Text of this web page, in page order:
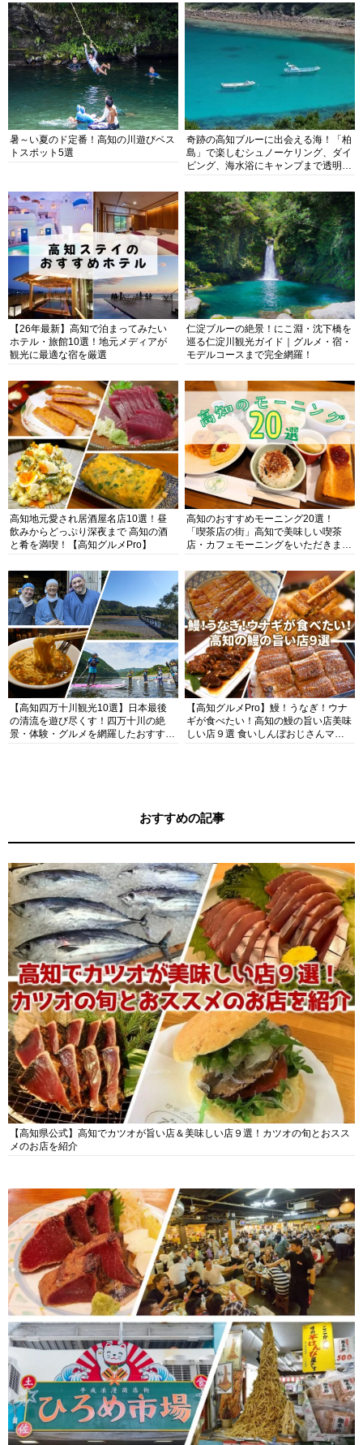
暑～い夏のド定番！高知の川遊びベス
トスポット5選
奇跡の高知ブルーに出会える海！「柏
島」で楽しむシュノーケリング、ダイ
ビング、海水浴にキャンプまで透明度
【26年最新】高知で泊まってみたい
ホテル・旅館10選！地元メディアが
観光に最適な宿を厳選
仁淀ブルーの絶景！にこ淵・沈下橋を
巡る仁淀川観光ガイド｜グルメ・宿・
モデルコースまで完全網羅！
高知地元愛され居酒屋名店10選！昼
飲みからどっぷり深夜まで 高知の酒
と肴を満喫！【高知グルメPro】
高知のおすすめモーニング20選！
「喫茶店の街」高知で美味しい喫茶
店・カフェモーニングをいただきま
【高知四万十川観光10選】日本最後
の清流を遊び尽くす！四万十川の絶
景・体験・グルメを網羅したおすすめ
【高知グルメPro】鰻！うなぎ！ウナ
ギが食べたい！高知の鰻の旨い店美味
しい店９選 食いしんぼおじさんマッ
おすすめの記事
【高知県公式】高知でカツオが旨い店＆美味しい店９選！カツオの旬とおスス
メのお店を紹介